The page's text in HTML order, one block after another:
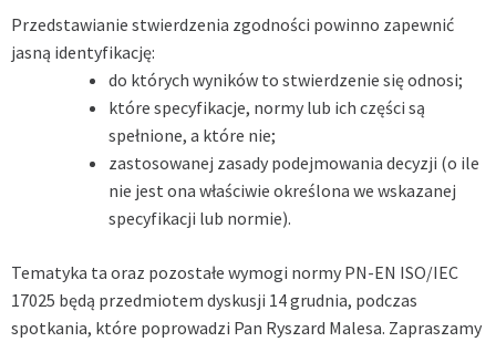
Przedstawianie stwierdzenia zgodności powinno zapewnić
jasną identyfikację:
do których wyników to stwierdzenie się odnosi;
które specyfikacje, normy lub ich części są
spełnione, a które nie;
zastosowanej zasady podejmowania decyzji (o ile
nie jest ona właściwie określona we wskazanej
specyfikacji lub normie).
Tematyka ta oraz pozostałe wymogi normy PN-EN ISO/IEC
17025 będą przedmiotem dyskusji 14 grudnia, podczas
spotkania, które poprowadzi Pan Ryszard Malesa. Zapraszamy